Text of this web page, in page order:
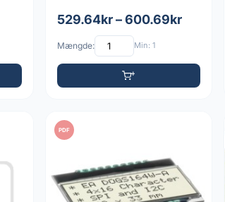
529.64kr – 600.69kr
Mængde: Min: 1
PDF